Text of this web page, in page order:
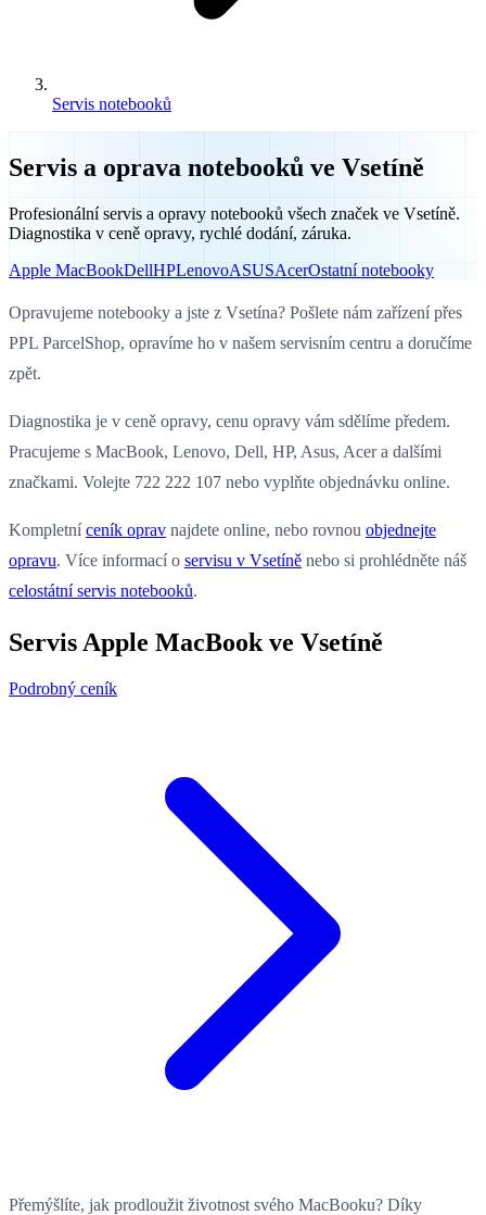
Servis notebooků
Servis a oprava notebooků ve Vsetíně
Profesionální servis a opravy notebooků všech značek ve Vsetíně.
Diagnostika v ceně opravy, rychlé dodání, záruka.
Apple MacBookDellHPLenovoASUSAcerOstatní notebooky
Opravujeme notebooky a jste z Vsetína? Pošlete nám zařízení přes
PPL ParcelShop, opravíme ho v našem servisním centru a doručíme
zpět.
Diagnostika je v ceně opravy, cenu opravy vám sdělíme předem.
Pracujeme s MacBook, Lenovo, Dell, HP, Asus, Acer a dalšími
značkami. Volejte 722 222 107 nebo vyplňte objednávku online.
Kompletníceník oprav najdete online, nebo rovnou objednejte
opravu. Více informací o servisu v Vsetíně nebo si prohlédněte náš
celostátní servis notebooků.
Servis Apple MacBook ve Vsetíně
Podrobný ceník
Přemýšlíte, jak prodloužit životnost svého MacBooku? Díky